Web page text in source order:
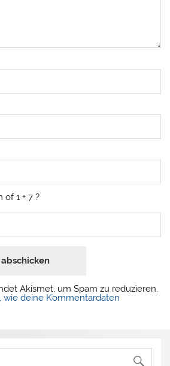
1 + 7 ?
Akismet, um Spam zu reduzieren.
wie deine Kommentardaten